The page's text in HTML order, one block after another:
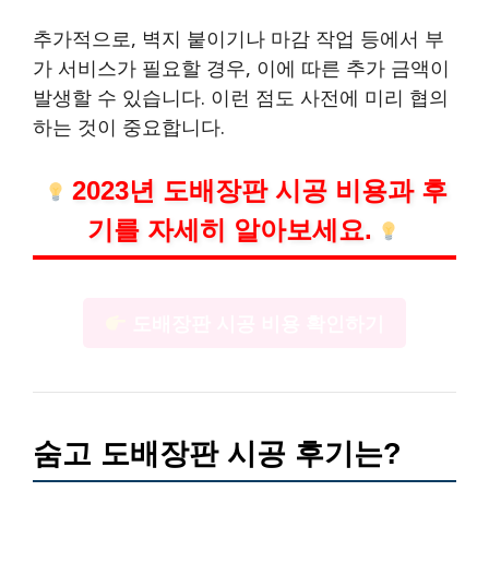
추가적으로, 벽지 붙이기나 마감 작업 등에서 부
가 서비스가 필요할 경우, 이에 따른 추가 금액이
발생할 수 있습니다. 이런 점도 사전에 미리 협의
하는 것이 중요합니다.
2023년 도배장판 시공 비용과 후
기를 자세히 알아보세요.
숨고 도배장판 시공 후기는?